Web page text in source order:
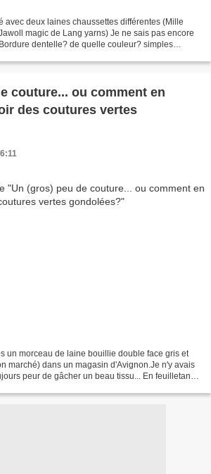
avec deux laines chaussettes différentes (Mille
magic de Lang yarns) Je ne sais pas encore
dentelle? de quelle couleur? simples
couture... ou comment en
des coutures vertes
un morceau de laine bouillie double face gris et
marché) dans un magasin d'Avignon.Je n'y avais
peur de gâcher un beau tissu... En feuilletant